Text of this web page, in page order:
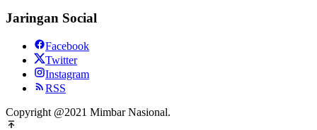
Jaringan Social
Facebook
Twitter
Instagram
RSS
Copyright @2021 Mimbar Nasional.